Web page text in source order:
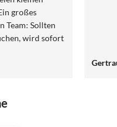
großes
Team: Sollten
wird sofort